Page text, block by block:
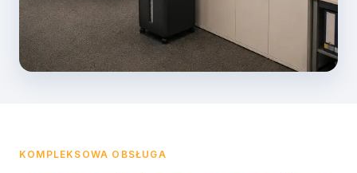
KOMPLEKSOWA OBSŁUGA